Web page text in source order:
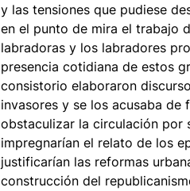
y las tensiones que pudiese
en el punto de mira el trabajo
labradoras y los labradores
presencia cotidiana de estos
consistorio elaboraron
invasores y se los acusaba
obstaculizar la circulación por
impregnarían el relato de los
justificarían las reformas
construcción del